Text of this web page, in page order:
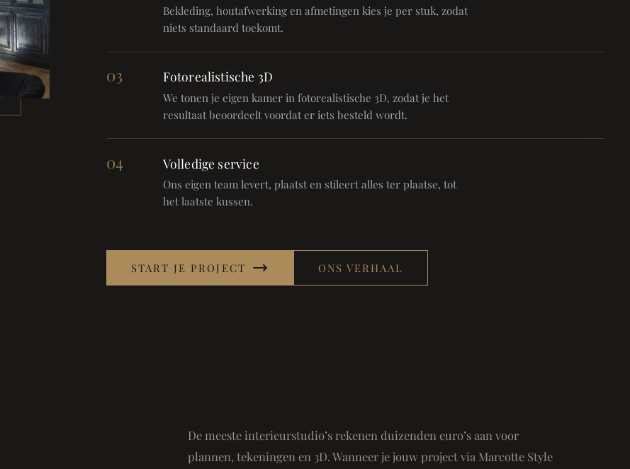
Bekleding, houtafwerking en afmetingen kies je per stuk, zodat
niets standaard toekomt.
03 Fotorealistische 3D
We tonen je eigen kamer in fotorealistische 3D, zodat je het
resultaat beoordeelt voordat er iets besteld wordt.
04 Volledige service
Ons eigen team levert, plaatst en stileert alles ter plaatse, tot
het laatste kussen.
START JE PROJECT ONS VERHAAL
De meeste interieurstudio’s rekenen duizenden euro’s aan voor
plannen, tekeningen en 3D. Wanneer je jouw project via Marcotte Style